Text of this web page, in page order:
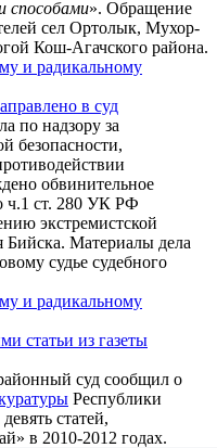
способами». Обращение
сел Ортолык, Мухор-
Кош-Агачского района.
и радикальному
в суд
по надзору за
безопасности,
обвинительное
ч.1 ст. 280 УК РФ
экстремистской
Бийска. Материалы дела
судье судебного
и радикальному
статьи из газеты
суд сообщил о
Республики
статей,
в 2010-2012 годах.